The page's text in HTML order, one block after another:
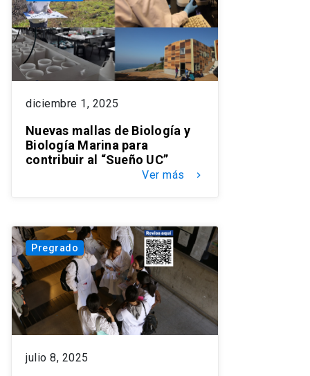
diciembre 1, 2025
Nuevas mallas de Biología y
Biología Marina para
contribuir al “Sueño UC”
Ver más keyboard_arrow_right
Pregrado
julio 8, 2025